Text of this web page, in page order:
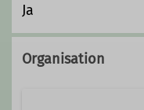
Ja
Organisation